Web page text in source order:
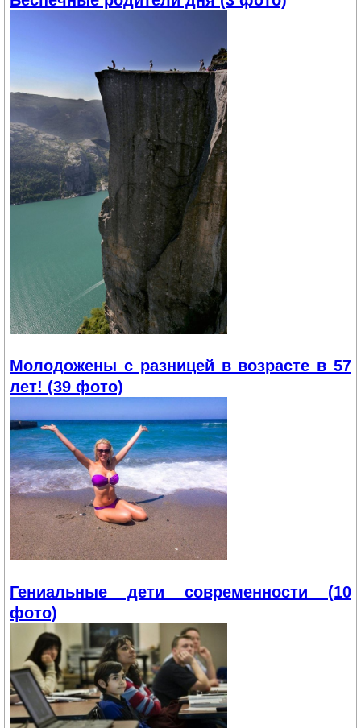
Молодожены с разницей в возрасте в 57
лет! (39 фото)
Гениальные дети современности (10
фото)